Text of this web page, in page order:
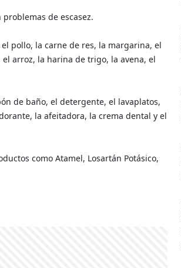
de escasez.
pollo, la carne de res, la margarina, el
arroz, la harina de trigo, la avena, el
de baño, el detergente, el lavaplatos,
la afeitadora, la crema dental y el
como Atamel, Losartán Potásico,